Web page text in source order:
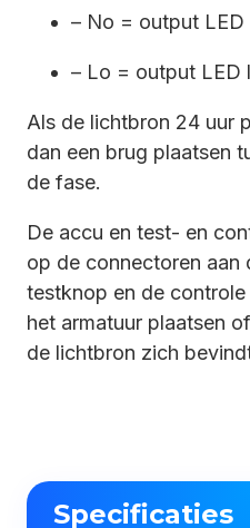
– No = output LED
– Lo = output LED
Als de lichtbron 24 uur
dan een brug plaatsen
de fase.
De accu en test- en
op de connectoren
testknop en de
het armatuur plaatsen
de lichtbron zich
Specificaties